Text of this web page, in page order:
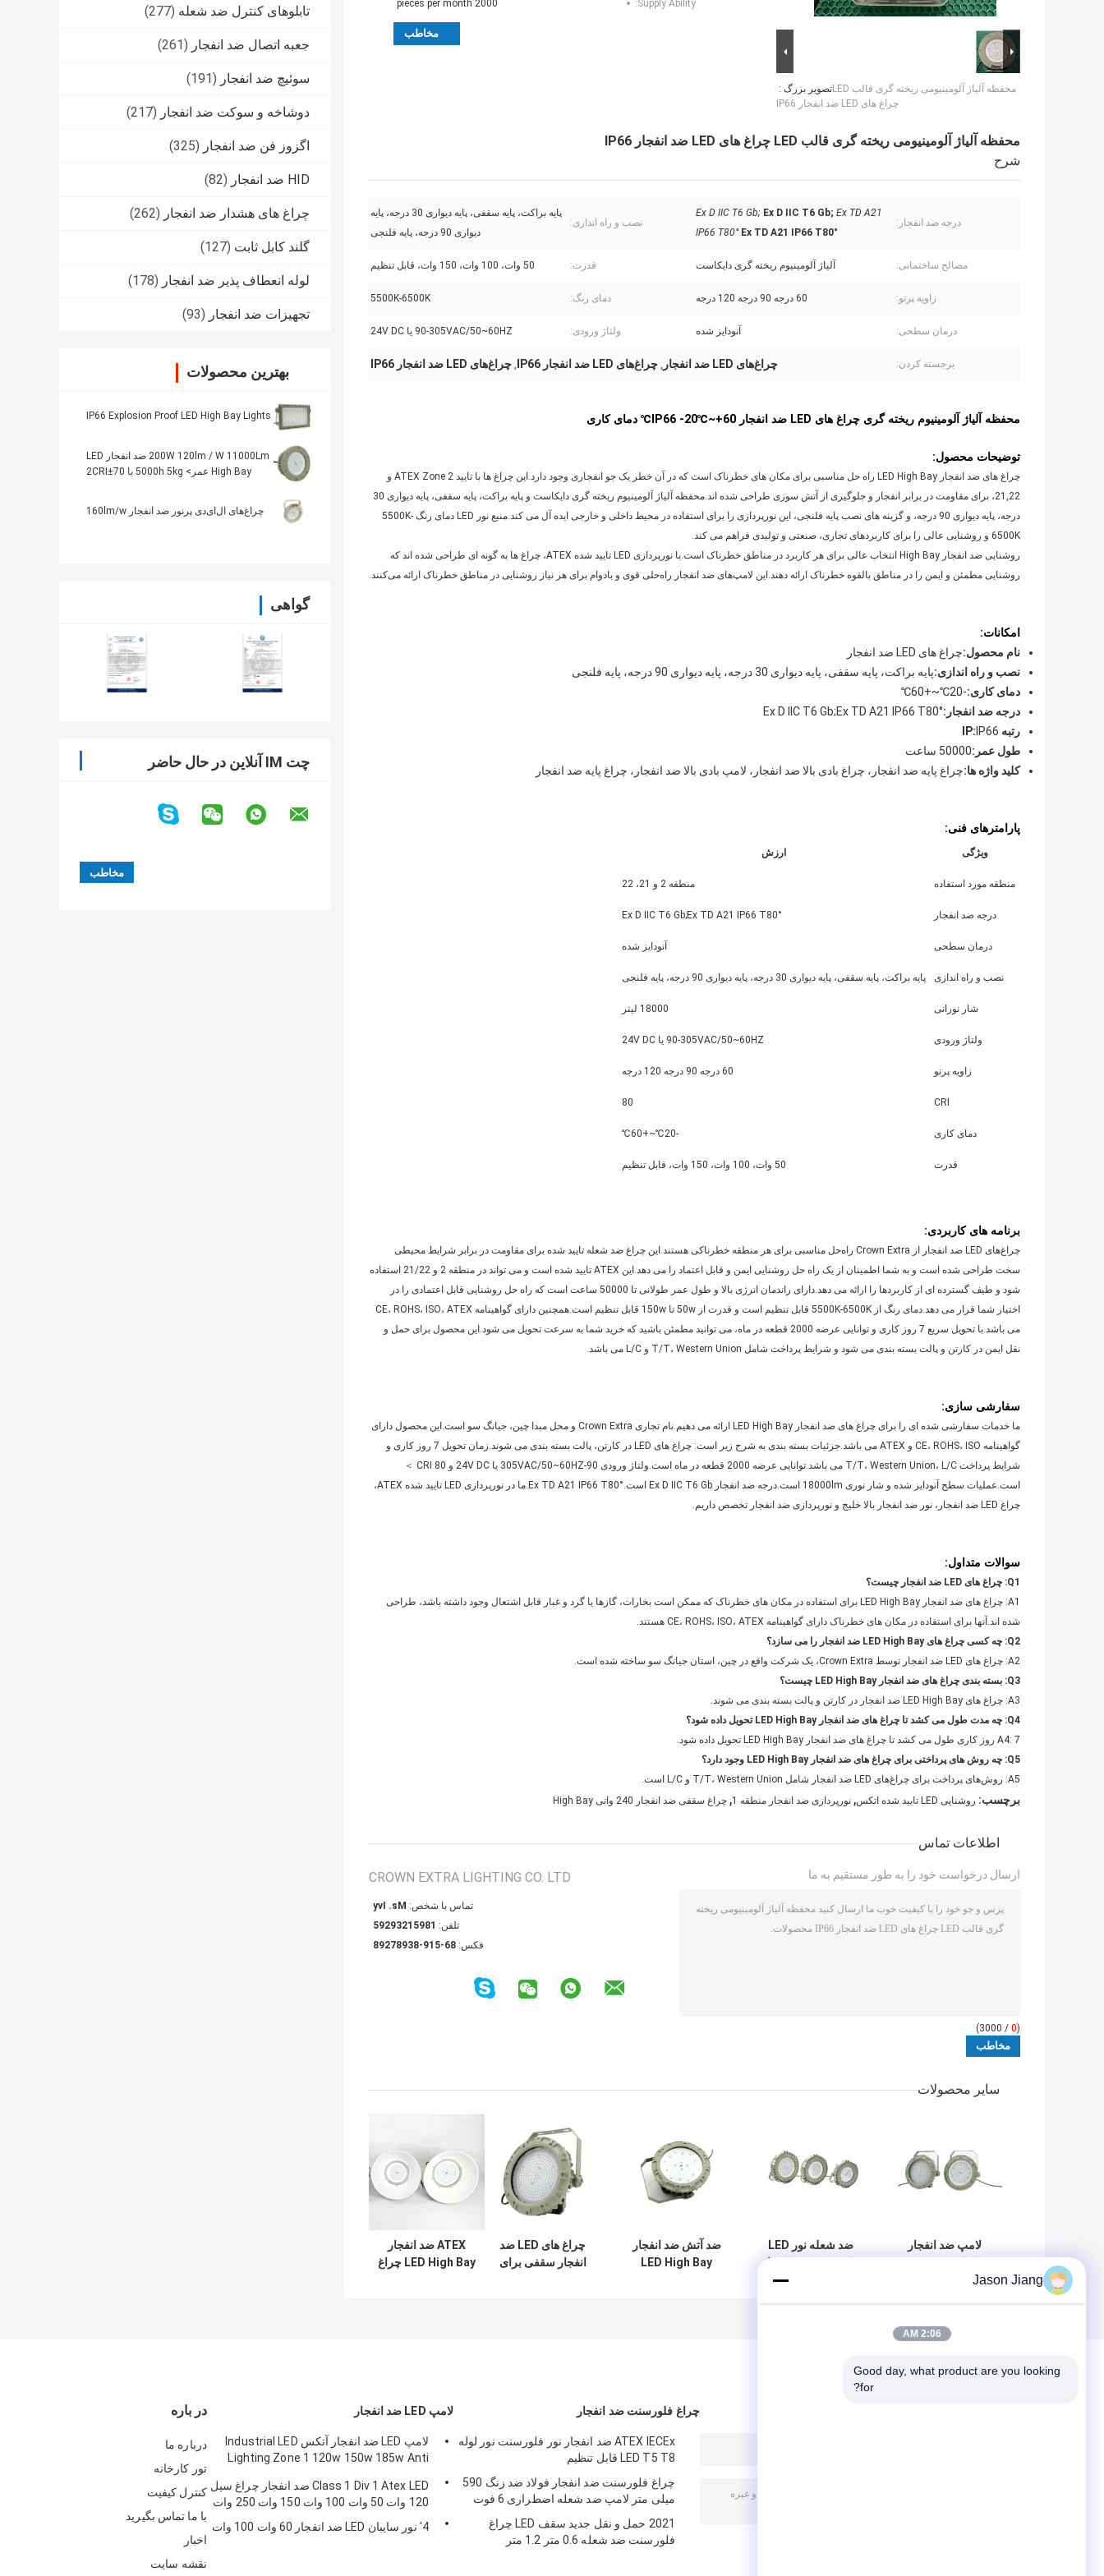
تابلوهای کنترل ضد شعله (277)
جعبه اتصال ضد انفجار (261)
سوئیچ ضد انفجار (191)
دوشاخه و سوکت ضد انفجار (217)
اگزوز فن ضد انفجار (325)
HID ضد انفجار (82)
چراغ های هشدار ضد انفجار (262)
گلند کابل ثابت (127)
لوله انعطاف پذیر ضد انفجار (178)
تجهیزات ضد انفجار (93)
بهترین محصولات
IP66 Explosion Proof LED High Bay Lights
200W 120lm / W 11000Lm ضد انفجار LED
High Bay عمر> 5000h 5kg با 70±2CRI
چراغ‌های ال‌ای‌دی پرنور ضد انفجار 160lm/w
گواهی
چت IM آنلاین در حال حاضر
تصویر بزرگ :محفظه آلیاژ آلومینیومی ریخته گری قالب LED
چراغ های LED ضد انفجار IP66
Supply Ability:
2000 pieces per month
مخاطب
محفظه آلیاژ آلومینیومی ریخته گری قالب LED چراغ های LED ضد انفجار IP66
شرح
درجه ضد انفجار:
Ex D IIC T6 Gb; Ex D IIC T6 Gb; Ex TD A21
IP66 T80° Ex TD A21 IP66 T80°
نصب و راه اندازی:
پایه براکت، پایه سقفی، پایه دیواری 30 درجه، پایه
دیواری 90 درجه، پایه فلنجی
مصالح ساختمانی: آلیاژ آلومینیوم ریخته گری دایکاست قدرت: 50 وات، 100 وات، 150 وات، قابل تنظیم
زاویه پرتو: 60 درجه 90 درجه 120 درجه دمای رنگ: 5500K-6500K
درمان سطحی: آنودایز شده ولتاژ ورودی: 90-305VAC/50~60HZ یا 24V DC
برجسته کردن: چراغ‌های LED ضد انفجار , چراغ‌های LED ضد انفجار IP66 , چراغ‌های LED ضد انفجار IP66
محفظه آلیاژ آلومینیوم ریخته گری چراغ های LED ضد انفجار IP66 -20℃~+60℃ دمای کاری
توضیحات محصول:
چراغ های ضد انفجار LED High Bay راه حل مناسبی برای مکان های خطرناک است که در آن خطر یک جو انفجاری وجود دارد.این چراغ ها با تایید ATEX Zone 2 و
21,22، برای مقاومت در برابر انفجار و جلوگیری از آتش سوزی طراحی شده اند.محفظه آلیاژ آلومینیوم ریخته گری دایکاست و پایه براکت، پایه سقفی، پایه دیواری 30
درجه، پایه دیواری 90 درجه، و گزینه های نصب پایه فلنجی، این نورپردازی را برای استفاده در محیط داخلی و خارجی ایده آل می کند.منبع نور LED دمای رنگ 5500K-
6500K و روشنایی عالی را برای کاربردهای تجاری، صنعتی و تولیدی فراهم می کند.
روشنایی ضد انفجار High Bay انتخاب عالی برای هر کاربرد در مناطق خطرناک است.با نورپردازی LED تایید شده ATEX، چراغ ها به گونه ای طراحی شده اند که
روشنایی مطمئن و ایمن را در مناطق بالقوه خطرناک ارائه دهند.این لامپ‌های ضد انفجار راه‌حلی قوی و بادوام برای هر نیاز روشنایی در مناطق خطرناک ارائه می‌کنند.
امکانات:
نام محصول:چراغ های LED ضد انفجار
نصب و راه اندازی:پایه براکت، پایه سقفی، پایه دیواری 30 درجه، پایه دیواری 90 درجه، پایه فلنجی
دمای کاری:-20℃~+60℃
درجه ضد انفجار:Ex D IIC T6 Gb;Ex TD A21 IP66 T80°
رتبه IP: IP66
طول عمر:50000 ساعت
کلید واژه ها:چراغ پایه ضد انفجار، چراغ بادی بالا ضد انفجار، لامپ بادی بالا ضد انفجار، چراغ پایه ضد انفجار
پارامترهای فنی:
ویژگی ارزش
منطقه مورد استفاده منطقه 2 و 21، 22
درجه ضد انفجار Ex D IIC T6 Gb;Ex TD A21 IP66 T80°
درمان سطحی آنودایز شده
نصب و راه اندازی پایه براکت، پایه سقفی، پایه دیواری 30 درجه، پایه دیواری 90 درجه، پایه فلنجی
شار نورانی 18000 لیتر
ولتاژ ورودی 90-305VAC/50~60HZ یا 24V DC
زاویه پرتو 60 درجه 90 درجه 120 درجه
CRI
80
دمای کاری -20℃~+60℃
قدرت 50 وات، 100 وات، 150 وات، قابل تنظیم
برنامه های کاربردی:
چراغ‌های LED ضد انفجار از Crown Extra راه‌حل مناسبی برای هر منطقه خطرناکی هستند.این چراغ ضد شعله تایید شده برای مقاومت در برابر شرایط محیطی
سخت طراحی شده است و به شما اطمینان از یک راه حل روشنایی ایمن و قابل اعتماد را می دهد.این ATEX تایید شده است و می تواند در منطقه 2 و 21/22 استفاده
شود و طیف گسترده ای از کاربردها را ارائه می دهد.دارای راندمان انرژی بالا و طول عمر طولانی تا 50000 ساعت است که راه حل روشنایی قابل اعتمادی را در
اختیار شما قرار می دهد.دمای رنگ از 5500K-6500K قابل تنظیم است و قدرت از 50w تا 150w قابل تنظیم است.همچنین دارای گواهینامه CE، ROHS، ISO، ATEX
می باشد.با تحویل سریع 7 روز کاری و توانایی عرضه 2000 قطعه در ماه، می توانید مطمئن باشید که خرید شما به سرعت تحویل می شود.این محصول برای حمل و
نقل ایمن در کارتن و پالت بسته بندی می شود و شرایط پرداخت شامل T/T، Western Union و L/C می باشد.
سفارشی سازی:
ما خدمات سفارشی شده ای را برای چراغ های ضد انفجار LED High Bay ارائه می دهیم.نام تجاری Crown Extra و محل مبدا چین، جیانگ سو است.این محصول دارای
گواهینامه CE، ROHS، ISO و ATEX می باشد.جزئیات بسته بندی به شرح زیر است: چراغ های LED در کارتن، پالت بسته بندی می شوند.زمان تحویل 7 روز کاری و
شرایط پرداخت T/T، Western Union، L/C می باشد.توانایی عرضه 2000 قطعه در ماه است.ولتاژ ورودی 90-305VAC/50~60HZ یا 24V DC و CRI 80 ＞
است.عملیات سطح آنودایز شده و شار نوری 18000lm است.درجه ضد انفجار Ex D IIC T6 Gb است.Ex TD A21 IP66 T80°.ما در نورپردازی LED تایید شده ATEX،
چراغ LED ضد انفجار، نور ضد انفجار بالا خلیج و نورپردازی ضد انفجار تخصص داریم.
سوالات متداول:
Q1: چراغ های LED ضد انفجار چیست؟
A1: چراغ های ضد انفجار LED High Bay برای استفاده در مکان های خطرناک که ممکن است بخارات، گازها یا گرد و غبار قابل اشتعال وجود داشته باشد، طراحی
شده اند.آنها برای استفاده در مکان های خطرناک دارای گواهینامه CE، ROHS، ISO، ATEX هستند.
Q2: چه کسی چراغ های LED High Bay ضد انفجار را می سازد؟
A2: چراغ های LED ضد انفجار توسط Crown Extra، یک شرکت واقع در چین، استان جیانگ سو ساخته شده است.
Q3: بسته بندی چراغ های ضد انفجار LED High Bay چیست؟
A3: چراغ های LED High Bay ضد انفجار در کارتن و پالت بسته بندی می شوند.
Q4: چه مدت طول می کشد تا چراغ های ضد انفجار LED High Bay تحویل داده شود؟
A4: 7 روز کاری طول می کشد تا چراغ های ضد انفجار LED High Bay تحویل داده شود.
Q5: چه روش های پرداختی برای چراغ های ضد انفجار LED High Bay وجود دارد؟
A5: روش‌های پرداخت برای چراغ‌های LED ضد انفجار شامل T/T، Western Union و L/C است.
برچسب: روشنایی LED تایید شده اتکس , نورپردازی ضد انفجار منطقه 1 , چراغ سقفی ضد انفجار 240 واتی High Bay
اطلاعات تماس
CROWN EXTRA LIGHTING CO. LTD
تماس با شخص: Ms. Ivy
تلفن: 18951239295
فکس: 86-519-83987298
ارسال درخواست خود را به طور مستقیم به ما
(
0
/ 3000)
سایر محصولات
لامپ ضد انفجار
Bay Lights 100W
ضد شعله نور LED
طبقه بندی ضد انفجار
منطقه 1 کلاس 1
ضد آتش ضد انفجار
LED High Bay
چراغ های LED ضد
انفجار سقفی برای
ATEX ضد انفجار
LED High Bay چراغ
در باره
درباره ما
تور کارخانه
کنترل کیفیت
با ما تماس بگیرید
اخبار
نقشه سایت
لامپ LED ضد انفجار
لامپ LED ضد انفجار آتکس Industrial LED
Lighting Zone 1 120w 150w 185w Anti
Class 1 Div 1 Atex LED ضد انفجار چراغ سیل
120 وات 50 وات 100 وات 150 وات 250 وات
4' نور سایبان LED ضد انفجار 60 وات 100 وات
چراغ فلورسنت ضد انفجار
ATEX IECEx ضد انفجار نور فلورسنت نور لوله
LED T5 T8 قابل تنظیم
چراغ فلورسنت ضد انفجار فولاد ضد زنگ 590
میلی متر لامپ ضد شعله اضطراری 6 فوت
2021 حمل و نقل جدید سقف LED چراغ
فلورسنت ضد شعله 0.6 متر 1.2 متر
Jason Jiang
2:06 AM
Good day, what product are you looking
for?